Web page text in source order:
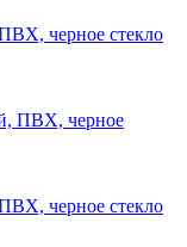
черное стекло
черное стекло